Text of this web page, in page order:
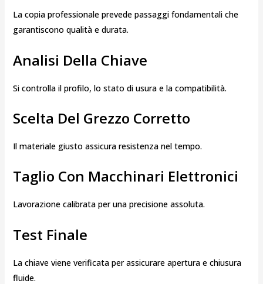
La copia professionale prevede passaggi fondamentali che
garantiscono qualità e durata.
Analisi Della Chiave
Si controlla il profilo, lo stato di usura e la compatibilità.
Scelta Del Grezzo Corretto
Il materiale giusto assicura resistenza nel tempo.
Taglio Con Macchinari Elettronici
Lavorazione calibrata per una precisione assoluta.
Test Finale
La chiave viene verificata per assicurare apertura e chiusura
fluide.